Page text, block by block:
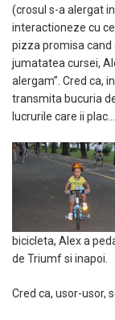
(crosul s-a alergat
interactioneze cu
pizza promisa cand
jumatatea cursei,
alergam”. Cred ca,
transmita bucuria
lucrurile care ii plac…
bicicleta, Alex a
de Triumf si inapoi.
Cred ca, usor-usor,